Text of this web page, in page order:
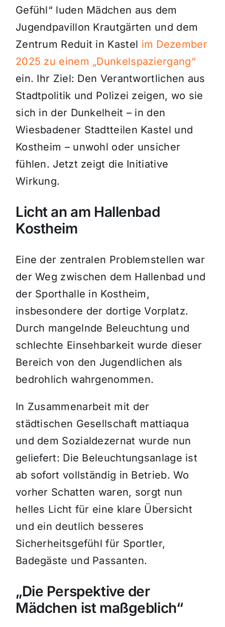
Gefühl“ luden Mädchen aus dem
Jugendpavillon Krautgärten und dem
Zentrum Reduit in Kastel im Dezember
2025 zu einem „Dunkelspaziergang“
ein. Ihr Ziel: Den Verantwortlichen aus
Stadtpolitik und Polizei zeigen, wo sie
sich in der Dunkelheit – in den
Wiesbadener Stadtteilen Kastel und
Kostheim – unwohl oder unsicher
fühlen. Jetzt zeigt die Initiative
Wirkung.
Licht an am Hallenbad
Kostheim
Eine der zentralen Problemstellen war
der Weg zwischen dem Hallenbad und
der Sporthalle in Kostheim,
insbesondere der dortige Vorplatz.
Durch mangelnde Beleuchtung und
schlechte Einsehbarkeit wurde dieser
Bereich von den Jugendlichen als
bedrohlich wahrgenommen.
In Zusammenarbeit mit der
städtischen Gesellschaft mattiaqua
und dem Sozialdezernat wurde nun
geliefert: Die Beleuchtungsanlage ist
ab sofort vollständig in Betrieb. Wo
vorher Schatten waren, sorgt nun
helles Licht für eine klare Übersicht
und ein deutlich besseres
Sicherheitsgefühl für Sportler,
Badegäste und Passanten.
„Die Perspektive der
Mädchen ist maßgeblich“